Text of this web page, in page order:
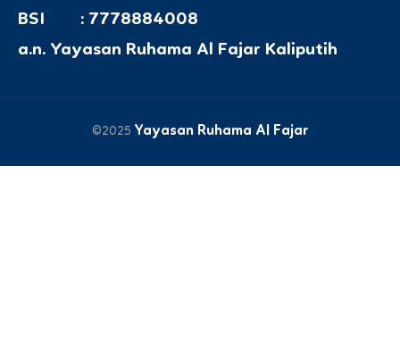
BSI : 7778884008
a.n. Yayasan Ruhama Al Fajar Kaliputih
©2025 Yayasan Ruhama Al Fajar